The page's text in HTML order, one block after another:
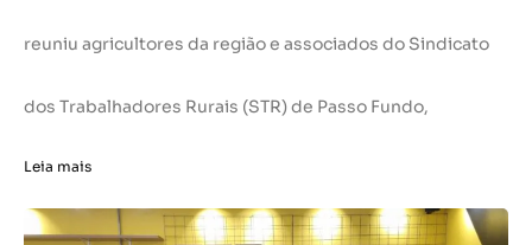
reuniu agricultores da região e associados do Sindicato
dos Trabalhadores Rurais (STR) de Passo Fundo,
Leia mais